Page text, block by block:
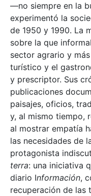
—no siempre en la
experimentó la
de 1950 y 1990. La
sobre la que
sector agrario y
turístico y el
y prescriptor. Sus
publicaciones
paisajes, oficios,
y, al mismo tiempo,
al mostrar empatía
las necesidades de
protagonista
terra: una iniciativa
diario Información,
recuperación de las